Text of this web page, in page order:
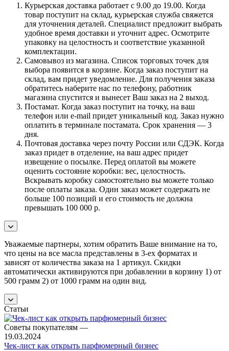
Курьерская доставка работает с 9.00 до 19.00. Когда
товар поступит на склад, курьерская служба свяжется
для уточнения деталей. Специалист предложит выбрать
удобное время доставки и уточнит адрес. Осмотрите
упаковку на целостность и соответствие указанной
комплектации.
Самовывоз из магазина. Список торговых точек для
выбора появится в корзине. Когда заказ поступит на
склад, вам придет уведомление. Для получения заказа
обратитесь наберите нас по телефону, работник
магазина спустится и вынесет Ваш заказ на 2 выход.
Постамат. Когда заказ поступит на точку, на ваш
телефон или e-mail придет уникальный код. Заказ нужно
оплатить в терминале постамата. Срок хранения — 3
дня.
Почтовая доставка через почту России или СДЭК. Когда
заказ придет в отделение, на ваш адрес придет
извещение о посылке. Перед оплатой вы можете
оценить состояние коробки: вес, целостность.
Вскрывать коробку самостоятельно вы можете только
после оплаты заказа. Один заказ может содержать не
больше 100 позиций и его стоимость не должна
превышать 100 000 р.
Уважаемые партнеры, хотим обратить Ваше внимание на то,
что цены на все масла представлены в 3-ех форматах и
зависят от количества заказа на 1 артикул. Скидки
автоматически активируются при добавлении в корзину 1) от
500 грамм 2) от 1000 грамм на один вид.
Статьи
Советы покупателям —
19.03.2024
Чек-лист как открыть парфюмерный бизнес